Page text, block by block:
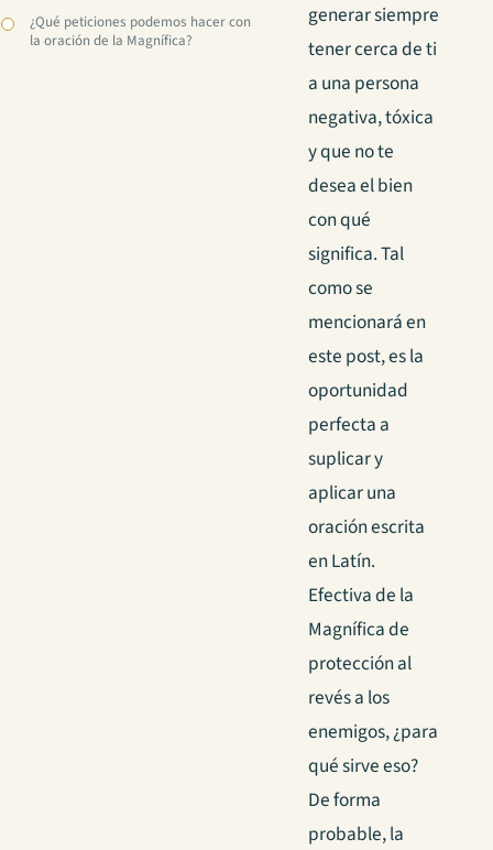
¿Qué peticiones podemos hacer con
la oración de la Magnífica?
generar siempre
tener cerca de ti
a una persona
negativa, tóxica
y que no te
desea el bien
con qué
significa. Tal
como se
mencionará en
este post, es la
oportunidad
perfecta a
suplicar y
aplicar una
oración escrita
en Latín.
Efectiva de la
Magnífica de
protección al
revés a los
enemigos, ¿para
qué sirve eso?
De forma
probable, la